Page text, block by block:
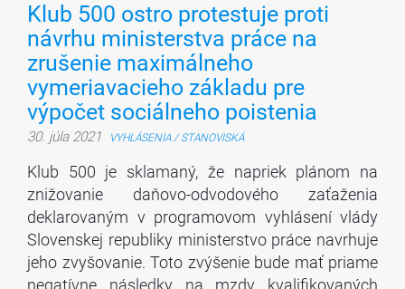
Klub 500 ostro protestuje proti
návrhu ministerstva práce na
zrušenie maximálneho
vymeriavacieho základu pre
výpočet sociálneho poistenia
30. júla 2021 VYHLÁSENIA / STANOVISKÁ
Klub 500 je sklamaný, že napriek plánom na
znižovanie daňovo-odvodového zaťaženia
deklarovaným v programovom vyhlásení vlády
Slovenskej republiky ministerstvo práce navrhuje
jeho zvyšovanie. Toto zvýšenie bude mať priame
negatívne následky na mzdy kvalifikovaných